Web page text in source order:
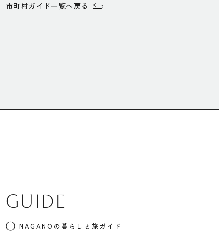
市町村ガイド一覧へ戻る
GUIDE
NAGANOの暮らしと旅ガイド